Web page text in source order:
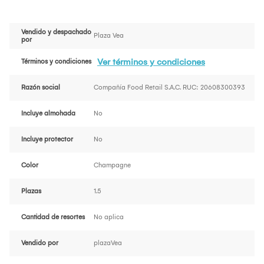
Vendido y despachado
por
Plaza Vea
Términos y condiciones Ver términos y condiciones
Razón social Compañía Food Retail S.A.C. RUC: 20608300393
Incluye almohada No
Incluye protector No
Color Champagne
Plazas 1.5
Cantidad de resortes No aplica
Vendido por plazaVea